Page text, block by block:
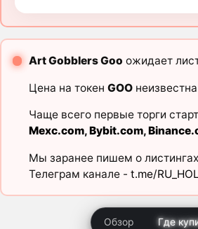
Art Gobblers Goo ожидает
Цена на токен GOO
Чаще всего первые торги
Mexc.com,Bybit.com,
Мы заранее пишем о
Телеграм канале - t.me/
Обзор Где